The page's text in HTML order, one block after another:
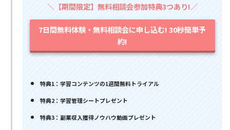
＼【期間限定】無料相談会参加特典3つあり!／
7日間無料体験・無料相談会に申し込む! 30秒簡単予
約!
特典1：学習コンテンツの1週間無料トライアル
特典2：学習管理シートプレゼント
特典3：副業収入獲得ノウハウ動画プレゼント